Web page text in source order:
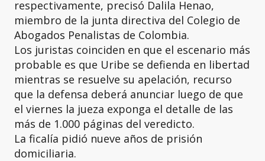
respectivamente, precisó Dalila Henao,
miembro de la junta directiva del Colegio de
Abogados Penalistas de Colombia.
Los juristas coinciden en que el escenario más
probable es que Uribe se defienda en libertad
mientras se resuelve su apelación, recurso
que la defensa deberá anunciar luego de que
el viernes la jueza exponga el detalle de las
más de 1.000 páginas del veredicto.
La ficalía pidió nueve años de prisión
domiciliaria.